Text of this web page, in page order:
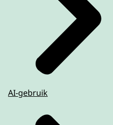
AI-gebruik